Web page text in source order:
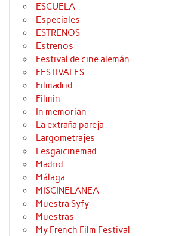
ESCUELA
Especiales
ESTRENOS
Estrenos
Festival de cine alemán
FESTIVALES
Filmadrid
Filmin
In memorian
La extraña pareja
Largometrajes
Lesgaicinemad
Madrid
Málaga
MISCINELANEA
Muestra Syfy
Muestras
My French Film Festival